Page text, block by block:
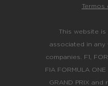
Termos
This website
associated in any
companies. F1,
FIA FORMULA ONE
GRAND PRIX